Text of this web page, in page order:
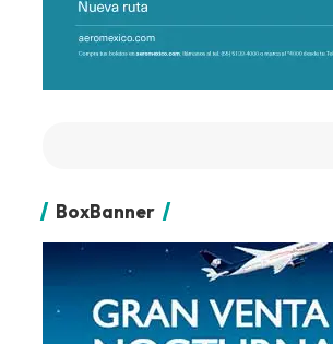
BoxBanner